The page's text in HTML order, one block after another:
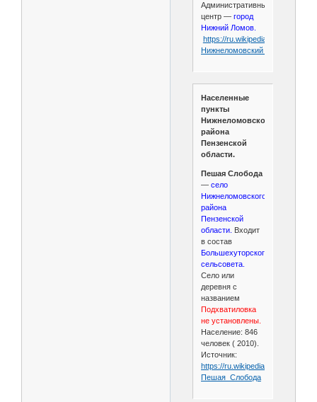
Административный
центр — город
Нижний Ломов.
https://ru.wikipedia.org/wiki/
Нижнеломовский_район
Населенные
пункты
Нижнеломовского
района
Пензенской
области.
Пешая Слобода
— село
Нижнеломовского
района
Пензенской
области. Входит
в состав
Большехуторского
сельсовета.
Село или
деревня с
названием
Подхватиловка
не установлены.
Население: 846
человек ( 2010).
Источник:
https://ru.wikipedia.org/wiki/
Пешая_Слобода